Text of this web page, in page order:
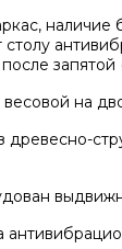
наличие
запятой
на
древесно-